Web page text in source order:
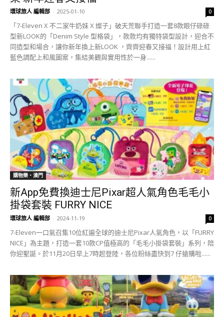
環球旅人 編輯部 - 2025-01-10 0
「7-Eleven X 不二家牛奶妹 X 燦子」破天荒聯手打造一套8款眼仔碌碌
型新LOOK的「Denim Style 型格袋」，款款均有獨特袋型設計，迎合不
同造型和場合，讓你新年換上新LOOK ，齊齊迎春又接福！設計用上紅
藍色調配上和風圖案，集結美觀與實用性於一身......
購物樂‧澳門
新App免費換迪士尼Pixar超人氣角色毛毛小
掛袋套裝 FURRY NICE
環球旅人 編輯部 - 2024-11-19 0
7-Eleven一口氣召集10位紅遍全球的迪士尼Pixar人氣角色，以「FURRY
NICE」為主題，打造一套10款CP值極高的「毛毛小掛袋套裝」系列，陪
你迎聖誕。於11月20日早上7時起登陸，各位粉絲盡快到7 仔搶購啦......